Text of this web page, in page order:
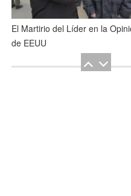
El Martirio del Líder en la
de EEUU